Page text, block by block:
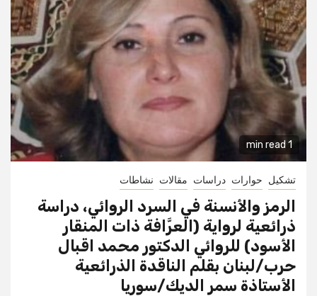
1 min read
تشكيل حوارات دراسات مقالات نشاطات
الرمز والأنسنة في السرد الروائي، دراسة
ذرائعية لرواية (العرَّافة ذات المنقار
الأسود) للروائي الدكتور محمد اقبال
حرب/لبنان بقلم الناقدة الذرائعية
الأستاذة سمر الديك/سوريا